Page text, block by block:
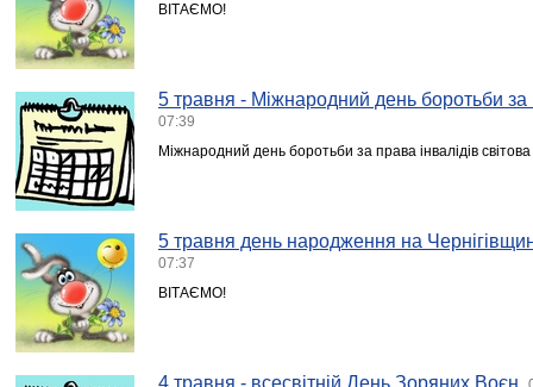
ВІТАЄМО!
5 травня - Міжнародний день боротьби за
07:39
Міжнародний день боротьби за права інвалідів
5 травня день народження на
07:37
ВІТАЄМО!
4 травня - всесвітній День Зоряних Воєн